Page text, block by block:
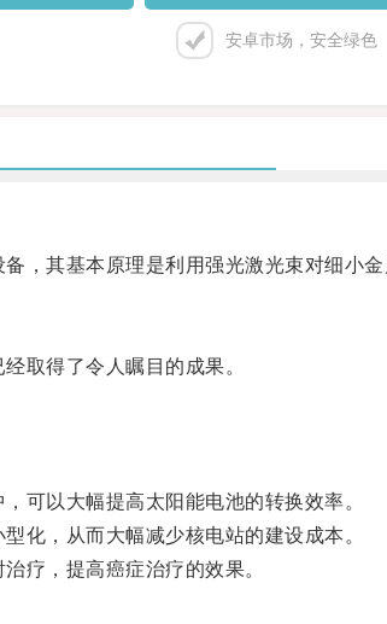
安卓市场，安全绿色
其基本原理是利用强光激光束对细小金
取得了令人瞩目的成果。
以大幅提高太阳能电池的转换效率。
，从而大幅减少核电站的建设成本。
疗，提高癌症治疗的效果。